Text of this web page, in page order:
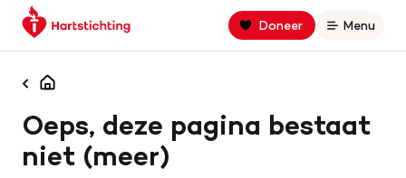
Spring
naar
Spring
naar
navigatie
Keer
terug
de
Doneer
Open
Menu
Zoek binnen hartstichting.nl
Zoeken
Home
Homepagina
Oeps, deze pagina bestaat
niet (meer)